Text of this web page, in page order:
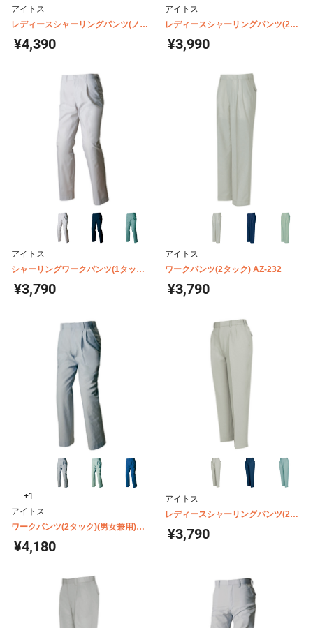
アイトス
レディースシャーリングパンツ(ノー
タック) AZ-9055
¥4,390
アイトス
レディースシャーリングパンツ(2タ
ック) AZ-5363
¥3,990
アイトス
シャーリングワークパンツ(1タック)
AZ-3450
¥3,790
アイトス
ワークパンツ(2タック) AZ-232
¥3,790
+1
アイトス
ワークパンツ(2タック)(男女兼用)
AZ-1650
¥4,180
アイトス
レディースシャーリングパンツ(2タ
ック) AZ-853
¥3,790